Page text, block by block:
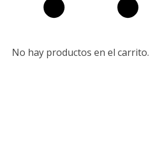
No hay productos en el carrito.